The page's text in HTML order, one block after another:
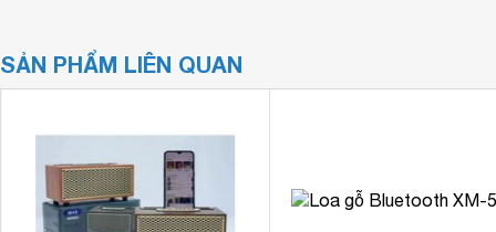
SẢN PHẨM LIÊN QUAN